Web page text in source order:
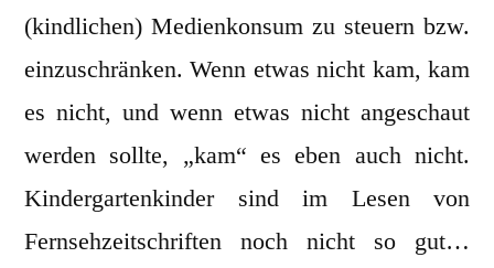
(kindlichen) Medienkonsum zu steuern bzw.
einzuschränken. Wenn etwas nicht kam, kam
es nicht, und wenn etwas nicht angeschaut
werden sollte, „kam“ es eben auch nicht.
Kindergartenkinder sind im Lesen von
Fernsehzeitschriften noch nicht so gut…